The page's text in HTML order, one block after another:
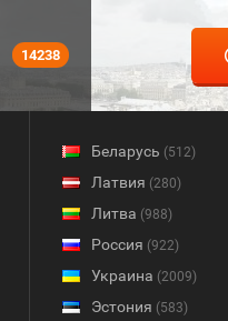
14238
Беларусь (512)
Латвия (280)
Литва (988)
Россия (922)
Украина (2009)
Эстония (583)